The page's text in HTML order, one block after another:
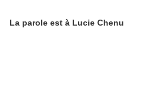
La parole est à Lucie Chenu